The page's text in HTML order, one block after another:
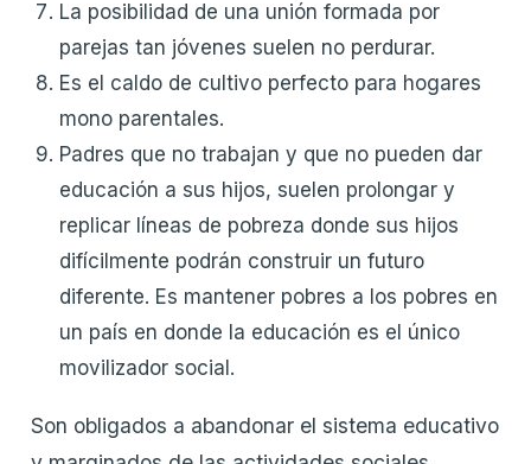
La posibilidad de una unión formada por
parejas tan jóvenes suelen no perdurar.
Es el caldo de cultivo perfecto para hogares
mono parentales.
Padres que no trabajan y que no pueden dar
educación a sus hijos, suelen prolongar y
replicar líneas de pobreza donde sus hijos
difícilmente podrán construir un futuro
diferente. Es mantener pobres a los pobres en
un país en donde la educación es el único
movilizador social.
Son obligados a abandonar el sistema educativo